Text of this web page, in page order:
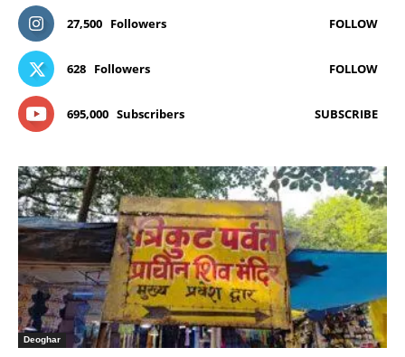
27,500 Followers FOLLOW
628 Followers FOLLOW
695,000 Subscribers SUBSCRIBE
Deoghar